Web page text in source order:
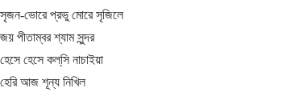
সৃজন-ভোরে প্রভু মোরে সৃজিলে
জয় পীতাম্বর শ্যাম সুন্দর
হেসে হেসে কল্‌সি নাচাইয়া
হেরি আজ শূন্য নিখিল